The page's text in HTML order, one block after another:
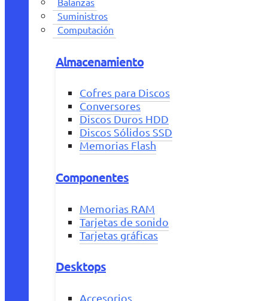
Suministros
Computación
Almacenamiento
Cofres para Discos
Conversores
Discos Duros HDD
Discos Sólidos SSD
Memorias Flash
Componentes
Memorias RAM
Tarjetas de sonido
Tarjetas gráficas
Desktops
Accesorios